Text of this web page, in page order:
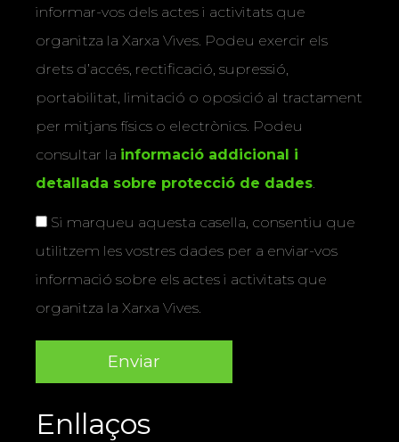
informar-vos dels actes i activitats que
organitza la Xarxa Vives. Podeu exercir els
drets d’accés, rectificació, supressió,
portabilitat, limitació o oposició al tractament
per mitjans físics o electrònics. Podeu
consultar la informació addicional i
detallada sobre protecció de dades.
Si marqueu aquesta casella, consentiu que
utilitzem les vostres dades per a enviar-vos
informació sobre els actes i activitats que
organitza la Xarxa Vives.
Enllaços